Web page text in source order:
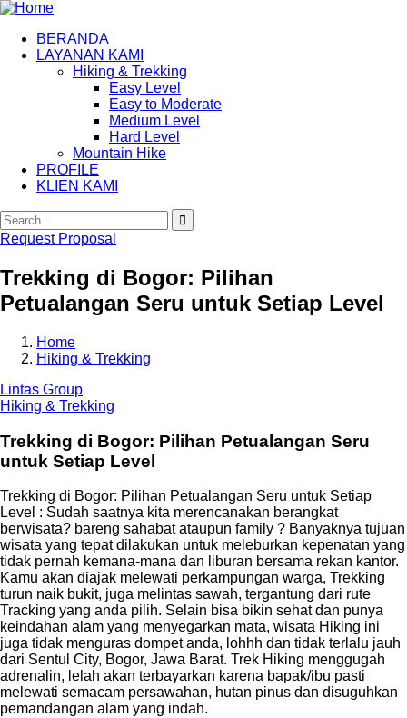
BERANDA
LAYANAN KAMI
Hiking & Trekking
Easy Level
Easy to Moderate
Medium Level
Hard Level
Mountain Hike
PROFILE
KLIEN KAMI
Request Proposal
Trekking di Bogor: Pilihan
Petualangan Seru untuk Setiap Level
Home
Hiking & Trekking
Lintas Group
Hiking & Trekking
Trekking di Bogor: Pilihan Petualangan Seru
untuk Setiap Level
Trekking di Bogor: Pilihan Petualangan Seru untuk Setiap
Level : Sudah saatnya kita merencanakan berangkat
berwisata? bareng sahabat ataupun family ? Banyaknya tujuan
wisata yang tepat dilakukan untuk meleburkan kepenatan yang
tidak pernah kemana-mana dan liburan bersama rekan kantor.
Kamu akan diajak melewati perkampungan warga, Trekking
turun naik bukit, juga melintas sawah, tergantung dari rute
Tracking yang anda pilih. Selain bisa bikin sehat dan punya
keindahan alam yang menyegarkan mata, wisata Hiking ini
juga tidak menguras dompet anda, lohhh dan tidak terlalu jauh
dari Sentul City, Bogor, Jawa Barat. Trek Hiking menggugah
adrenalin, lelah akan terbayarkan karena bapak/ibu pasti
melewati semacam persawahan, hutan pinus dan disuguhkan
pemandangan alam yang indah.